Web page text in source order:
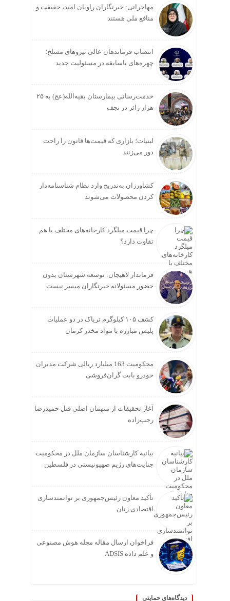
مهاجرانی: خبرنگاران راویان امید، حقیقت و
منافع ملی هستند
انتصاب فرماندهان عالی‌ نیروهای مسلح؛
چهره‌های باسابقه در مسئولیت‌ جدید
خدمت‌رسانی بیمارستان بقیه‌الله(عج) به ۲۵
هزار زائر در نجف
لبنیات؛ بازاری که قیمت‌ها قانون را راحت
دور می‌زنند
کشاورزان به‌تدریج وارد نظام شناسنامه‌دار
کردن محصولات می‌شوند
چرا قیمت میلگرد کارخانه‌های مختلف با هم
تفاوت دارد؟
فرماندار لاهیجان: توسعه شهرستان بدون
حضور مسئولانه خبرنگاران میسر نیست
کشف ۱۰۵ کیلوگرم تریاک در دو عملیات
پلیس مبارزه با مواد مخدر کرمان
محکومیت 163 میلیارد ریالی شرکت مدیران
خودرو بابت گران‌فروشی
آغاز تحقیقات از متهمان اصلی قتل حمیدرضا
رجب‌زاده
بیانیه کارشناسان سازمان ملل در محکومیت
جنایت‌های رژیم صهیونیستی در فلسطین
تأکید معاون رئیس‌جمهوری بر توانمندسازی
اقتصادی زنان
فراخوان ارسال مقاله مجله هوش مصنوعی
و علم داده ADSIS
دیدگاه‌های حمایتی